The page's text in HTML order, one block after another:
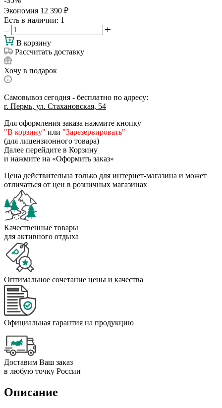
Экономия 12 390 ₽
Есть в наличии: 1
В корзину
Рассчитать доставку
Хочу в подарок
Самовывоз сегодня - бесплатно по адресу:
г. Пермь, ул. Стахановская, 54
Для оформления заказа нажмите кнопку
"В корзину" или "Зарезервировать"
(для лицензионного товара)
Далее перейдите в Корзину
и нажмите на «Оформить заказ»
Цена действительна только для интернет-магазина и может
отличаться от цен в розничных магазинах
Качественные товары
для активного отдыха
Оптимальное сочетание цены и качества
Официальная гарантия на продукцию
Доставим Ваш заказ
в любую точку России
Описание